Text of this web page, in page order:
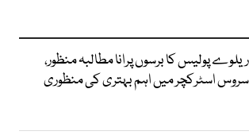
ریلوے پولیس کا برسوں پرانا مطالبہ منظور،
سروس اسٹرکچر میں اہم بہتری کی منظوری